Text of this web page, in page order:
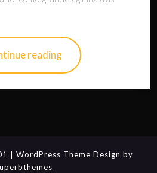
reading
| WordPress Theme Design by